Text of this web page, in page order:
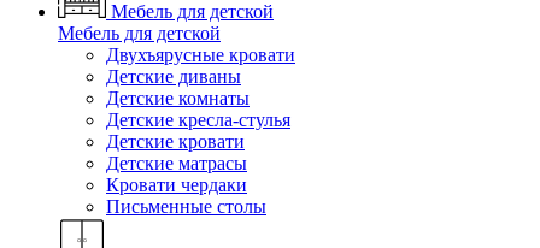
Мебель для детской
Мебель для детской
Двухъярусные кровати
Детские диваны
Детские комнаты
Детские кресла-стулья
Детские кровати
Детские матрасы
Кровати чердаки
Письменные столы